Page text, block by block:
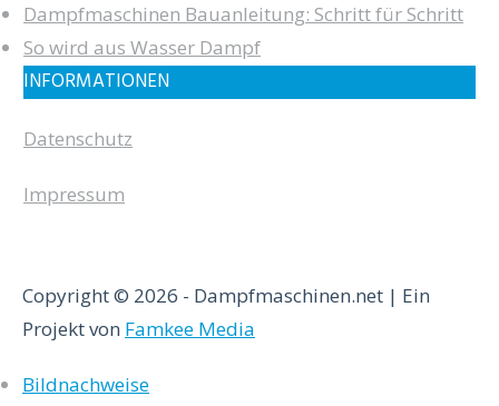
Dampfmaschinen Bauanleitung: Schritt für Schritt
So wird aus Wasser Dampf
INFORMATIONEN
Datenschutz
Impressum
Copyright © 2026 - Dampfmaschinen.net | Ein
Projekt von Famkee Media
Bildnachweise